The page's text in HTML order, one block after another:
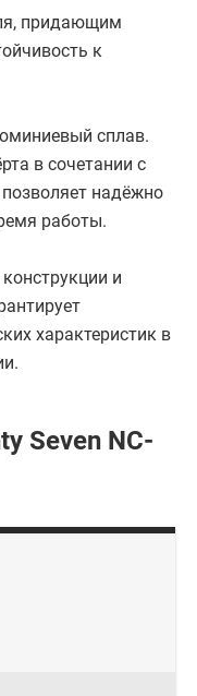
придающим
к
сплав.
в сочетании с
надёжно
работы.
и
характеристик в
Seven NC-